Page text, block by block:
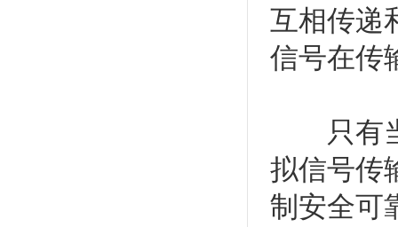
互相传递
信号在传
只有当
拟信号传
制安全可